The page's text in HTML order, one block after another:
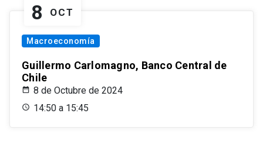
8 OCT
Macroeconomía
Guillermo Carlomagno, Banco Central de
Chile
8 de Octubre de 2024
14:50 a 15:45